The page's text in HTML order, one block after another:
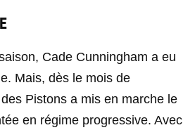
Cade Cunningham a eu
Mais, dès le mois de
Pistons a mis en marche le
en régime progressive. Avec